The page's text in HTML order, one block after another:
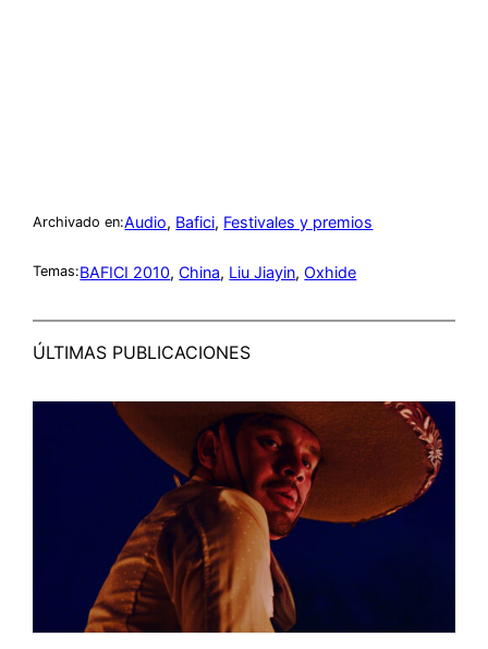
Archivado en:Audio, Bafici, Festivales y premios
Temas:BAFICI 2010, China, Liu Jiayin, Oxhide
ÚLTIMAS PUBLICACIONES